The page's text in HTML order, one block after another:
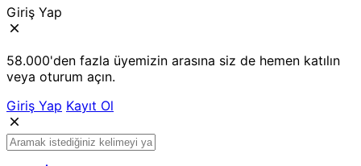
Giriş Yap
58.000'den fazla üyemizin arasına siz de hemen katılın
veya oturum açın.
Giriş Yap Kayıt Ol